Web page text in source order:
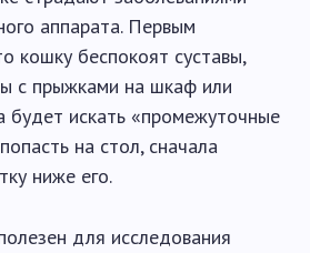
аппарата. Первым
кошку беспокоят суставы,
с прыжками на шкаф или
будет искать «промежуточные
на стол, сначала
ниже его.
для исследования